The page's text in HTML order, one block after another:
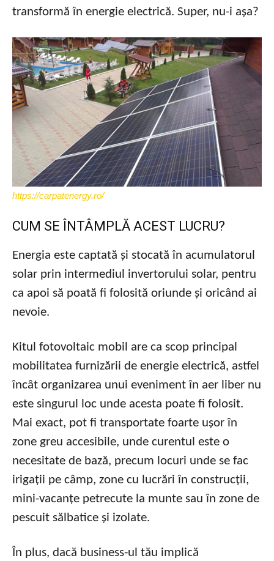
transformă în energie electrică. Super, nu-i așa?
https://carpatenergy.ro/
CUM SE ÎNTÂMPLĂ ACEST LUCRU?
Energia este captată și stocată în acumulatorul
solar prin intermediul invertorului solar, pentru
ca apoi să poată fi folosită oriunde și oricând ai
nevoie.
Kitul fotovoltaic mobil are ca scop principal
mobilitatea furnizării de energie electrică, astfel
încât organizarea unui eveniment în aer liber nu
este singurul loc unde acesta poate fi folosit.
Mai exact, pot fi transportate foarte ușor în
zone greu accesibile, unde curentul este o
necesitate de bază, precum locuri unde se fac
irigații pe câmp, zone cu lucrări în construcții,
mini-vacanțe petrecute la munte sau în zone de
pescuit sălbatice și izolate.
În plus, dacă business-ul tău implică